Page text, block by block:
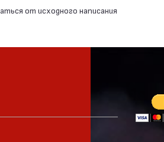
от исходного написания